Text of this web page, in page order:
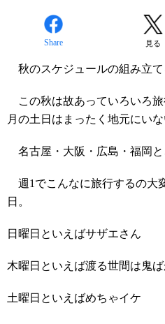
Share 見る
秋のスケジュールの組み立て
この秋は故あっていろいろ旅
月の土日はまったく地元にい
名古屋・大阪・広島・福岡と
週1でこんなに旅行するの大
日。
日曜日といえばサザエさん
木曜日といえば渡る世間は鬼ば
土曜日といえばめちゃイケ